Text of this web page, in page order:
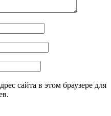
сайта в этом браузере для